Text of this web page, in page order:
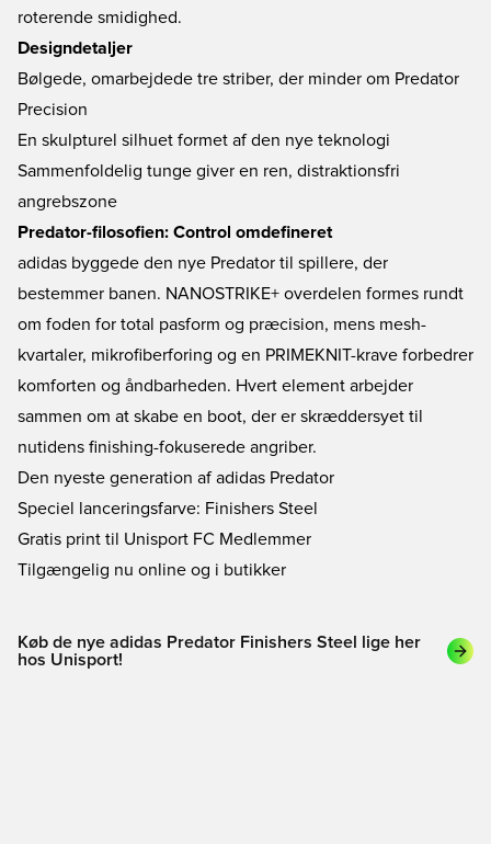
roterende smidighed.
Designdetaljer
Bølgede, omarbejdede tre striber, der minder om Predator
Precision
En skulpturel silhuet formet af den nye teknologi
Sammenfoldelig tunge giver en ren, distraktionsfri
angrebszone
Predator-filosofien: Control omdefineret
adidas byggede den nye Predator til spillere, der
bestemmer banen. NANOSTRIKE+ overdelen formes rundt
om foden for total pasform og præcision, mens mesh-
kvartaler, mikrofiberforing og en PRIMEKNIT-krave forbedrer
komforten og åndbarheden. Hvert element arbejder
sammen om at skabe en boot, der er skræddersyet til
nutidens finishing-fokuserede angriber.
Den nyeste generation af adidas Predator
Speciel lanceringsfarve: Finishers Steel
Gratis print til Unisport FC Medlemmer
Tilgængelig nu online og i butikker
Køb de nye adidas Predator Finishers Steel lige her
hos Unisport!